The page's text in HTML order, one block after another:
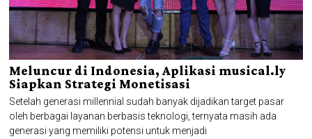
Meluncur di Indonesia, Aplikasi musical.ly
Siapkan Strategi Monetisasi
Setelah generasi millennial sudah banyak dijadikan target pasar
oleh berbagai layanan berbasis teknologi, ternyata masih ada
generasi yang memiliki potensi untuk menjadi